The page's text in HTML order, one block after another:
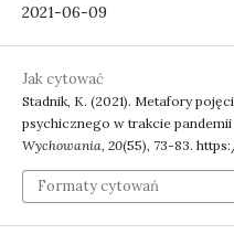
2021-06-09
Jak cytować
Stadnik, K. (2021). Metafory
psychicznego w trakcie pandemii
Wychowania, 20(55), 73-83.
Formaty cytowań